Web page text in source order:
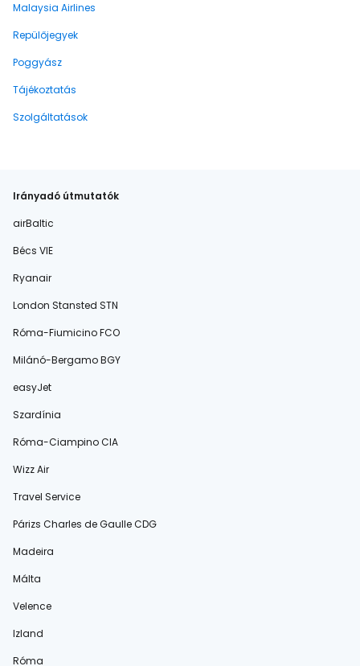
Malaysia Airlines
Repülőjegyek
Poggyász
Tájékoztatás
Szolgáltatások
Irányadó útmutatók
airBaltic
Bécs VIE
Ryanair
London Stansted STN
Róma-Fiumicino FCO
Milánó-Bergamo BGY
easyJet
Szardínia
Róma-Ciampino CIA
Wizz Air
Travel Service
Párizs Charles de Gaulle CDG
Madeira
Málta
Velence
Izland
Róma